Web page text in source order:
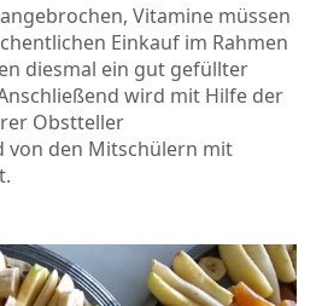
Vitamine müssen
Einkauf im Rahmen
diesmal ein gut gefüllter
wird mit Hilfe der
Obstteller
von den Mitschülern mit